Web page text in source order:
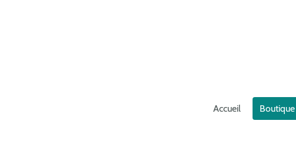
Accueil Boutique